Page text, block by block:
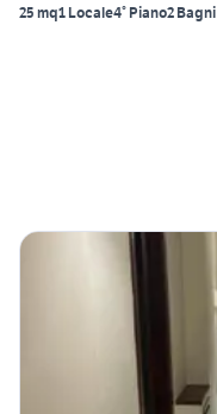
25 mq1 Locale4° Piano2 Bagni